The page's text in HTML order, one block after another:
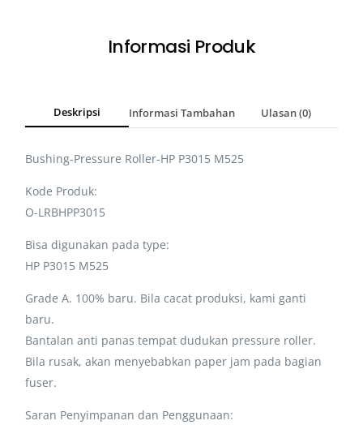
Informasi Produk
Deskripsi Informasi Tambahan Ulasan (0)
Bushing-Pressure Roller-HP P3015 M525
Kode Produk:
O-LRBHPP3015
Bisa digunakan pada type:
HP P3015 M525
Grade A. 100% baru. Bila cacat produksi, kami ganti
baru.
Bantalan anti panas tempat dudukan pressure roller.
Bila rusak, akan menyebabkan paper jam pada bagian
fuser.
Saran Penyimpanan dan Penggunaan: